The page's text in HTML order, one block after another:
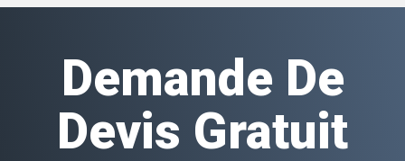
Demande De
Devis Gratuit